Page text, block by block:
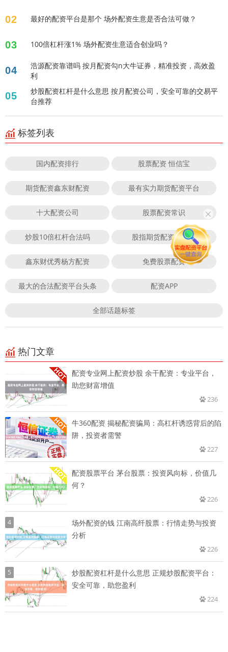
02 最好的配资平台是那个 场外配资生意是否合法可做？
03 100倍杠杆涨1% 场外配资生意适合创业吗？
04
浩源配资靠谱吗 按月配资勾n大牛证券，精准投资，高效盈
利
05
炒股配资杠杆是什么意思 按月配资公司，安全可靠的交易平
台推荐
标签列表
国内配资排行 股票配资 恒信宝
期货配资鑫东财配资 最有实力期货配资平台
十大配资公司 股票配资常识
炒股10倍杠杆合法吗 股指期货配资合法吗
鑫东财优秀杨方配资 免费股票配资
最大的合法配资平台头条 配资APP
全部话题标签
热门文章
配资专业网上配资炒股 余干配资：专业平台，
助您财富增值
236
牛360配资 揭秘配资骗局：高杠杆诱惑背后的陷
阱，投资者需警
227
配资股票平台 茅台股票：投资风向标，价值几
何？
226
4
场外配资的钱 江南高纤股票：行情走势与投资
分析
226
5
炒股配资杠杆是什么意思 正规炒股配资平台：
安全可靠，助您盈利
224